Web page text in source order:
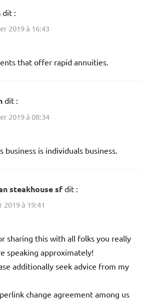
dit :
2019 à 16:43
that offer rapid annuities.
dit :
2019 à 08:34
business is individuals business.
steakhouse sf dit :
2019 à 19:41
sharing this with all folks you really
speaking approximately!
additionally seek advice from my
change agreement among us